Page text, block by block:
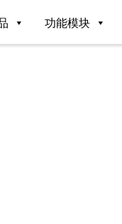
功能模块